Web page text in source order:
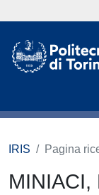
IRIS Pagina
MINIACI,